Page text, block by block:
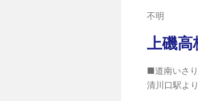
不明
上磯高
■道南いさ
清川口駅よ